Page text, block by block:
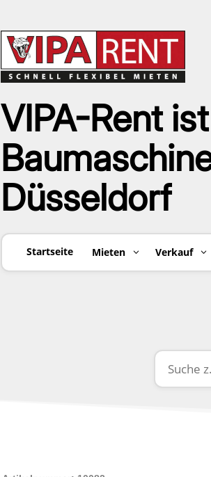
VIPA-Rent
Düsseldorf
Startseite Mieten Verkauf